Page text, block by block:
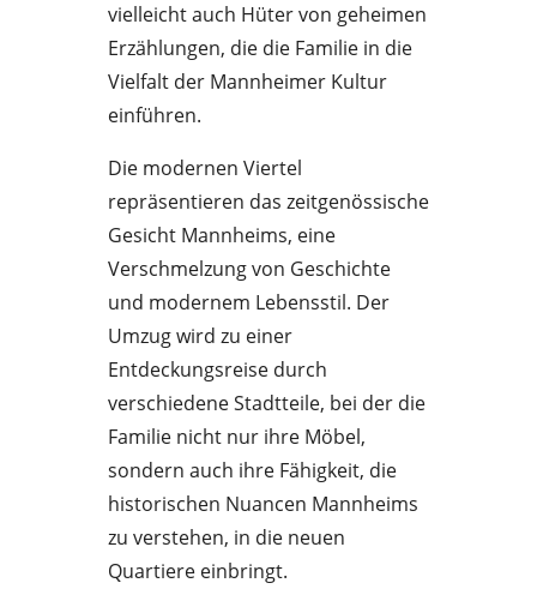
vielleicht auch Hüter von geheimen
Erzählungen, die die Familie in die
Vielfalt der Mannheimer Kultur
einführen.
Die modernen Viertel
repräsentieren das zeitgenössische
Gesicht Mannheims, eine
Verschmelzung von Geschichte
und modernem Lebensstil. Der
Umzug wird zu einer
Entdeckungsreise durch
verschiedene Stadtteile, bei der die
Familie nicht nur ihre Möbel,
sondern auch ihre Fähigkeit, die
historischen Nuancen Mannheims
zu verstehen, in die neuen
Quartiere einbringt.